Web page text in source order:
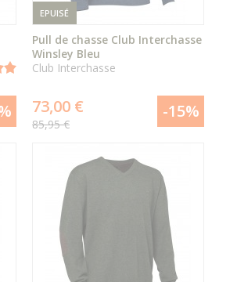
EPUISÉ
ÉPUISÉ
DU PRODUIT
Pull de chasse Club Interchasse
Winsley Bleu
Club Interchasse
73,00 €
85,95 €
-15%